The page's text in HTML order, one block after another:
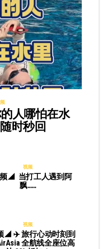
人哪怕在水
时秒回
视频
◢ 当打工人遇到阿
飘……
视频
◢ ✈️ 旅行心动时刻到
全航线全座位高